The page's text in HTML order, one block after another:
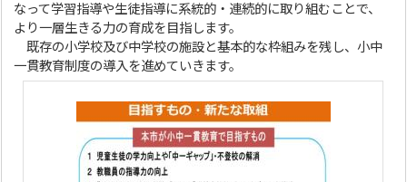
なって学習指導や生徒指導に系統的・連続的に取り組むことで、
より一層生きる力の育成を目指します。
既存の小学校及び中学校の施設と基本的な枠組みを残し、小中
一貫教育制度の導入を進めていきます。